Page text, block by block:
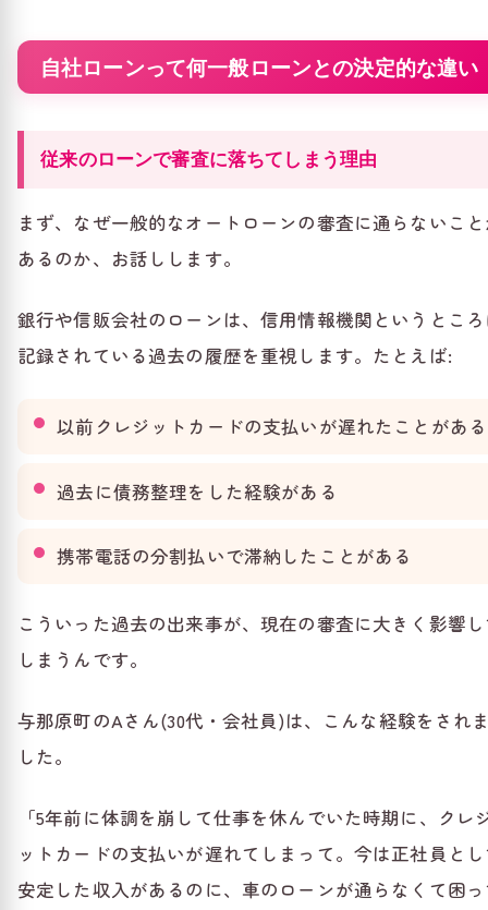
自社ローンって何一般ローンとの決定的な違い
従来のローンで審査に落ちてしまう理由
まず、なぜ一般的なオートローンの審査に通らないこ
あるのか、お話しします。
銀行や信販会社のローンは、信用情報機関というとこ
記録されている過去の履歴を重視します。たとえば:
以前クレジットカードの支払いが遅れたことがある
過去に債務整理をした経験がある
携帯電話の分割払いで滞納したことがある
こういった過去の出来事が、現在の審査に大きく影響
しまうんです。
与那原町のAさん(30代・会社員)は、こんな経験をされ
した。
「5年前に体調を崩して仕事を休んでいた時期に、クレ
ットカードの支払いが遅れてしまって。今は正社員と
安定した収入があるのに、車のローンが通らなくて困